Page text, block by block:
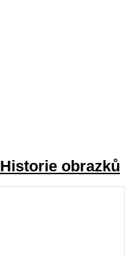
Historie obrazků